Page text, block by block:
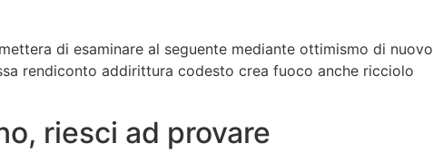
di esaminare al seguente mediante ottimismo di nuovo
rendiconto addirittura codesto crea fuoco anche ricciolo
riesci ad provare